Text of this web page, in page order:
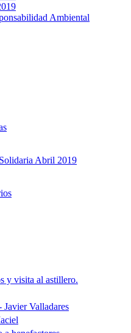
Ambiental
Abril 2019
y visita al astillero.
Valladares